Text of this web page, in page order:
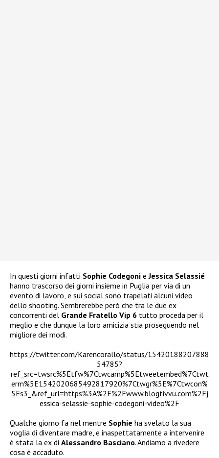
In questi giorni infatti Sophie Codegoni eJessica Selassié
hanno trascorso dei giorni insieme in Puglia per via di un
evento di lavoro, e sui social sono trapelati alcuni video
dello shooting. Sembrerebbe però che tra le due ex
concorrenti del Grande Fratello Vip 6 tutto proceda per il
meglio e che dunque la loro amicizia stia proseguendo nel
migliore dei modi.
https://twitter.com/Karencorallo/status/15420188207888
54785?
ref_src=twsrc%5Etfw%7Ctwcamp%5Etweetembed%7Ctwt
erm%5E1542020685492817920%7Ctwgr%5E%7Ctwcon%
5Es3_&ref_url=https%3A%2F%2Fwww.blogtivvu.com%2Fj
essica-selassie-sophie-codegoni-video%2F
Qualche giorno fa nel mentre Sophie ha svelato la sua
voglia di diventare madre, e inaspettatamente a intervenire
è stata la ex di Alessandro Basciano. Andiamo a rivedere
cosa è accaduto.